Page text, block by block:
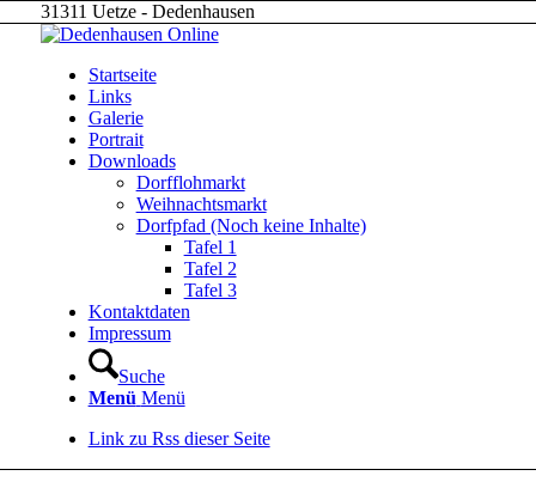
31311 Uetze - Dedenhausen
Startseite
Links
Galerie
Portrait
Downloads
Dorfflohmarkt
Weihnachtsmarkt
Dorfpfad (Noch keine Inhalte)
Tafel 1
Tafel 2
Tafel 3
Kontaktdaten
Impressum
Suche
Menü Menü
Link zu Rss dieser Seite